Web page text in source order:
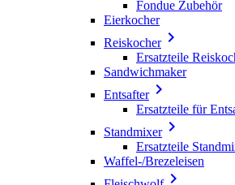
Fondue Zubehör
Eierkocher
Reiskocher
Ersatzteile
Sandwichmaker
Entsafter
Ersatzteile für
Standmixer
Ersatzteile
Waffel-/Brezeleisen
